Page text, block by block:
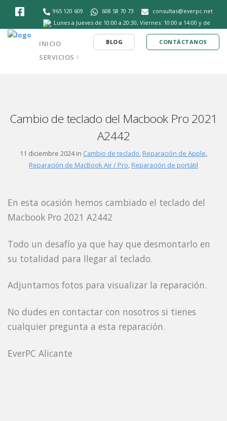
965 120 609 608 58 70 73
consultas@everpc.net
Lunes a Jueves de 10:00 a 20:30, Viernes: 10:00 a 14:00 y de
16:30 a 20:30, Sábados de 10:30 a 14:00
INICIO
SERVICIOS
BLOG CONTÁCTANOS
Cambio de teclado del Macbook Pro 2021
A2442
11 diciembre 2024 in Cambio de teclado, Reparación de Apple,
Reparación de MacBook Air / Pro, Reparación de portátil
En esta ocasión hemos cambiado el teclado del
Macbook Pro 2021 A2442
Todo un desafío ya que hay que desmontarlo en
su totalidad para llegar al teclado.
Adjuntamos fotos para visualizar la reparación.
No dudes en contactar con nosotros si tienes
cualquier pregunta a esta reparación.
EverPC Alicante